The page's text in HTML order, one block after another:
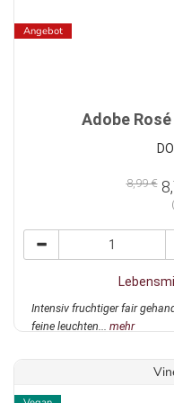
Angebot
Adobe
8,99 €
Intensiv fruchtiger fair
feine leuchten... mehr